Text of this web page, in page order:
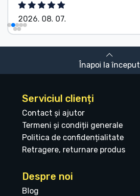
2026. 08. 07.
Înapoi la început
Serviciul clienți
Contact și ajutor
Termeni și condiții generale
Politica de confidențialitate
Retragere, returnare produs
Despre noi
Blog